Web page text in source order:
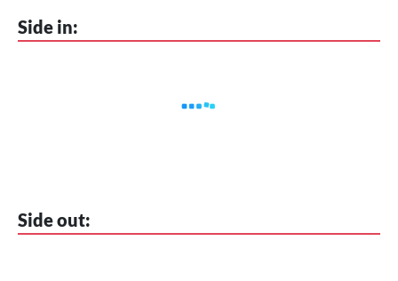
Side in:
Side out: